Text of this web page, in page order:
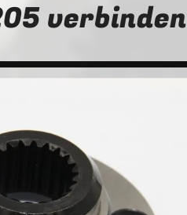
verbinden